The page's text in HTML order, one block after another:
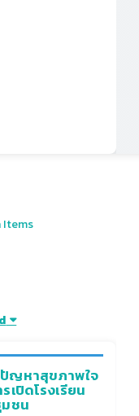
Items
ญหาสุขภาพใจ
ปิดโรงเรียน
มชน